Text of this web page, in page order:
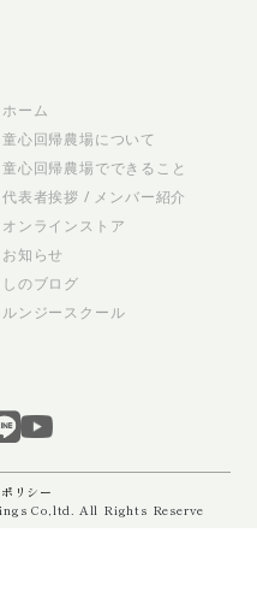
ホーム
童心回帰農場について
童心回帰農場でできること
代表者挨拶 / メンバー紹介
オンラインストア
お知らせ
しのブログ
ルンジースクール
リシー
Co,ltd. All Rights Reserve